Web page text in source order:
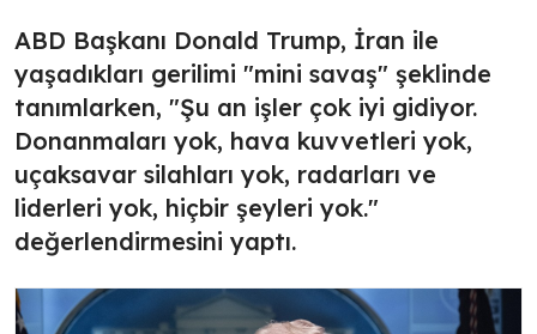
ABD Başkanı Donald Trump, İran ile
yaşadıkları gerilimi "mini savaş" şeklinde
tanımlarken, "Şu an işler çok iyi gidiyor.
Donanmaları yok, hava kuvvetleri yok,
uçaksavar silahları yok, radarları ve
liderleri yok, hiçbir şeyleri yok."
değerlendirmesini yaptı.